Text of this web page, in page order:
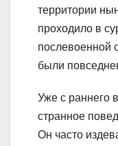
территории
проходило в
послевоенной
были
Уже с раннего
странное
Он часто